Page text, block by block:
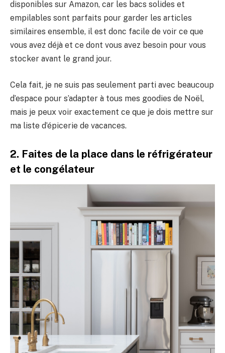
disponibles sur Amazon, car les bacs solides et
empilables sont parfaits pour garder les articles
similaires ensemble, il est donc facile de voir ce que
vous avez déjà et ce dont vous avez besoin pour vous
stocker avant le grand jour.
Cela fait, je ne suis pas seulement parti avec beaucoup
d’espace pour s’adapter à tous mes goodies de Noël,
mais je peux voir exactement ce que je dois mettre sur
ma liste d’épicerie de vacances.
2. Faites de la place dans le réfrigérateur
et le congélateur